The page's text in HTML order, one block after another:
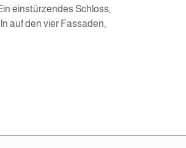
einstürzendes Schloss,
auf den vier Fassaden,